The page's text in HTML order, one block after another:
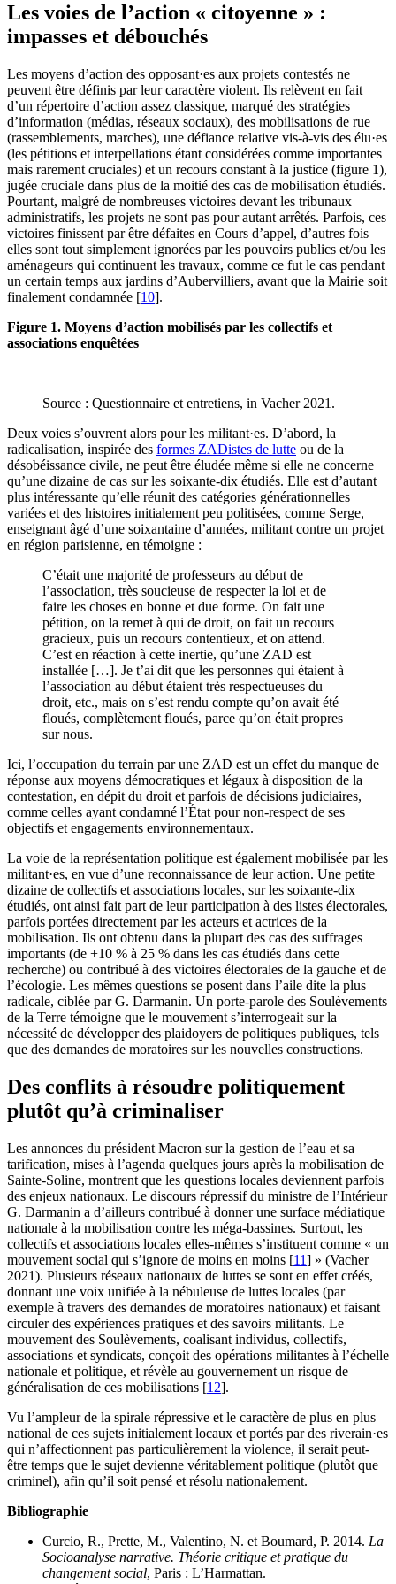
Les voies de l’action « citoyenne » :
impasses et débouchés
Les moyens d’action des opposant·es aux projets contestés ne
peuvent être définis par leur caractère violent. Ils relèvent en fait
d’un répertoire d’action assez classique, marqué des stratégies
d’information (médias, réseaux sociaux), des mobilisations de rue
(rassemblements, marches), une défiance relative vis-à-vis des élu·es
(les pétitions et interpellations étant considérées comme importantes
mais rarement cruciales) et un recours constant à la justice (figure 1),
jugée cruciale dans plus de la moitié des cas de mobilisation étudiés.
Pourtant, malgré de nombreuses victoires devant les tribunaux
administratifs, les projets ne sont pas pour autant arrêtés. Parfois, ces
victoires finissent par être défaites en Cours d’appel, d’autres fois
elles sont tout simplement ignorées par les pouvoirs publics et/ou les
aménageurs qui continuent les travaux, comme ce fut le cas pendant
un certain temps aux jardins d’Aubervilliers, avant que la Mairie soit
finalement condamnée [10].
Figure 1. Moyens d’action mobilisés par les collectifs et
associations enquêtées
Source : Questionnaire et entretiens, in Vacher 2021.
Deux voies s’ouvrent alors pour les militant·es. D’abord, la
radicalisation, inspirée des formes ZADistes de lutte ou de la
désobéissance civile, ne peut être éludée même si elle ne concerne
qu’une dizaine de cas sur les soixante-dix étudiés. Elle est d’autant
plus intéressante qu’elle réunit des catégories générationnelles
variées et des histoires initialement peu politisées, comme Serge,
enseignant âgé d’une soixantaine d’années, militant contre un projet
en région parisienne, en témoigne :
C’était une majorité de professeurs au début de
l’association, très soucieuse de respecter la loi et de
faire les choses en bonne et due forme. On fait une
pétition, on la remet à qui de droit, on fait un recours
gracieux, puis un recours contentieux, et on attend.
C’est en réaction à cette inertie, qu’une ZAD est
installée […]. Je t’ai dit que les personnes qui étaient à
l’association au début étaient très respectueuses du
droit, etc., mais on s’est rendu compte qu’on avait été
floués, complètement floués, parce qu’on était propres
sur nous.
Ici, l’occupation du terrain par une ZAD est un effet du manque de
réponse aux moyens démocratiques et légaux à disposition de la
contestation, en dépit du droit et parfois de décisions judiciaires,
comme celles ayant condamné l’État pour non-respect de ses
objectifs et engagements environnementaux.
La voie de la représentation politique est également mobilisée par les
militant·es, en vue d’une reconnaissance de leur action. Une petite
dizaine de collectifs et associations locales, sur les soixante-dix
étudiés, ont ainsi fait part de leur participation à des listes électorales,
parfois portées directement par les acteurs et actrices de la
mobilisation. Ils ont obtenu dans la plupart des cas des suffrages
importants (de +10 % à 25 % dans les cas étudiés dans cette
recherche) ou contribué à des victoires électorales de la gauche et de
l’écologie. Les mêmes questions se posent dans l’aile dite la plus
radicale, ciblée par G. Darmanin. Un porte-parole des Soulèvements
de la Terre témoigne que le mouvement s’interrogeait sur la
nécessité de développer des plaidoyers de politiques publiques, tels
que des demandes de moratoires sur les nouvelles constructions.
Des conflits à résoudre politiquement
plutôt qu’à criminaliser
Les annonces du président Macron sur la gestion de l’eau et sa
tarification, mises à l’agenda quelques jours après la mobilisation de
Sainte-Soline, montrent que les questions locales deviennent parfois
des enjeux nationaux. Le discours répressif du ministre de l’Intérieur
G. Darmanin a d’ailleurs contribué à donner une surface médiatique
nationale à la mobilisation contre les méga-bassines. Surtout, les
collectifs et associations locales elles-mêmes s’instituent comme « un
mouvement social qui s’ignore de moins en moins [11] » (Vacher
2021). Plusieurs réseaux nationaux de luttes se sont en effet créés,
donnant une voix unifiée à la nébuleuse de luttes locales (par
exemple à travers des demandes de moratoires nationaux) et faisant
circuler des expériences pratiques et des savoirs militants. Le
mouvement des Soulèvements, coalisant individus, collectifs,
associations et syndicats, conçoit des opérations militantes à l’échelle
nationale et politique, et révèle au gouvernement un risque de
généralisation de ces mobilisations [12].
Vu l’ampleur de la spirale répressive et le caractère de plus en plus
national de ces sujets initialement locaux et portés par des riverain·es
qui n’affectionnent pas particulièrement la violence, il serait peut-
être temps que le sujet devienne véritablement politique (plutôt que
criminel), afin qu’il soit pensé et résolu nationalement.
Bibliographie
Curcio, R., Prette, M., Valentino, N. et Boumard, P. 2014. La
Socioanalyse narrative. Théorie critique et pratique du
changement social, Paris : L’Harmattan.